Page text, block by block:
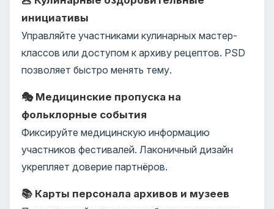
инициативы
Управляйте участниками кулинарных мастер-
классов или доступом к архиву рецептов. PSD
позволяет быстро менять тему.
🎭 Медицинские пропуска на
фольклорные события
Фиксируйте медицинскую информацию
участников фестивалей. Лаконичный дизайн
укрепляет доверие партнёров.
📚 Карты персонала архивов и музеев